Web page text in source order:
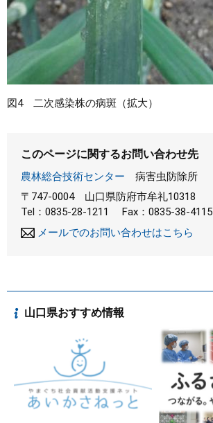
図4 二次感染株の病斑（拡大）
このページに関するお問い合わせ先
農林総合技術センター
病害虫防除所
〒747-0004
山口県防府市牟礼10318
Tel：0835-28-1211
Fax：0835-38-4115
メールでのお問い合わせはこちら
山口県おすすめ情報